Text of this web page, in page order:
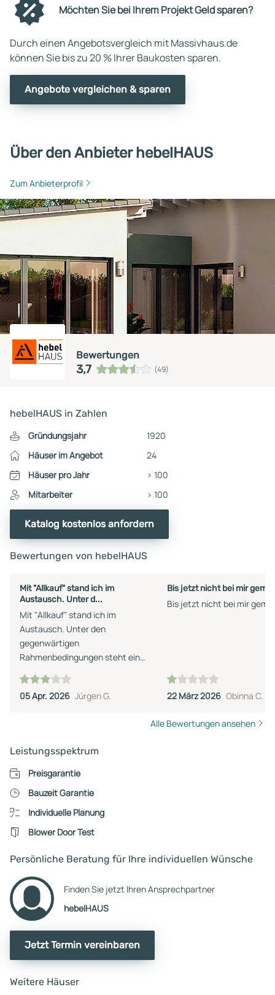
Möchten Sie bei Ihrem Projekt Geld sparen?
Durch einen Angebotsvergleich mit Massivhaus.de
können Sie bis zu 20 % Ihrer Baukosten sparen.
Angebote vergleichen & sparen
Über den Anbieter hebelHAUS
Zum Anbieterprofil
Bewertungen
3,7 (49)
hebelHAUS in Zahlen
Gründungsjahr
1920
Häuser im Angebot
24
Häuser pro Jahr
> 100
Mitarbeiter
> 100
Katalog kostenlos anfordern
Bewertungen von hebelHAUS
Mit "Allkauf" stand ich im
Austausch. Unter d...
Mit "Allkauf" stand ich im
Austausch. Unter den
gegenwärtigen
Rahmenbedingungen steht ein
05 Apr. 2026 Jürgen G.
Bis jetzt nicht bei mir
Bis jetzt nicht bei mir
22 März 2026 Obinna C.
Alle Bewertungen ansehen
Leistungsspektrum
Preisgarantie
Bauzeit Garantie
Individuelle Planung
Blower Door Test
Persönliche Beratung für Ihre individuellen Wünsche
Finden Sie jetzt Ihren Ansprechpartner
hebelHAUS
Jetzt Termin vereinbaren
Weitere Häuser